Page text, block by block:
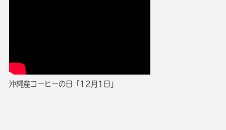
沖縄産コーヒーの日「12月1日」